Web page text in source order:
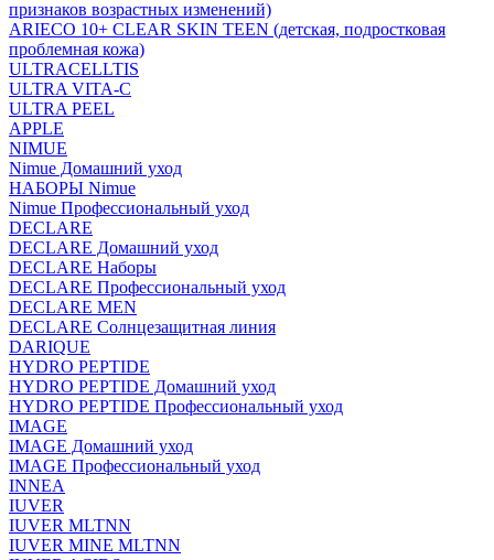
признаков возрастных изменений)
ARIECO 10+ CLEAR SKIN TEEN (детская, подростковая
проблемная кожа)
ULTRACELLTIS
ULTRA VITA-C
ULTRA PEEL
APPLE
NIMUE
Nimue Домашний уход
НАБОРЫ Nimue
Nimue Профессиональный уход
DECLARE
DECLARE Домашний уход
DECLARE Наборы
DECLARE Профессиональный уход
DECLARE MEN
DECLARE Солнцезащитная линия
DARIQUE
HYDRO PEPTIDE
HYDRO PEPTIDE Домашний уход
HYDRO PEPTIDE Профессиональный уход
IMAGE
IMAGE Домашний уход
IMAGE Профессиональный уход
INNEA
IUVER
IUVER MLTNN
IUVER MINE MLTNN